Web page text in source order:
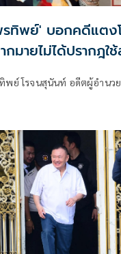
พย์' บอกคดีแตง
กมายไม่ได้ปรากฎใ
ย์ โรจนสุนันท์ อดีตผู้อำนวย